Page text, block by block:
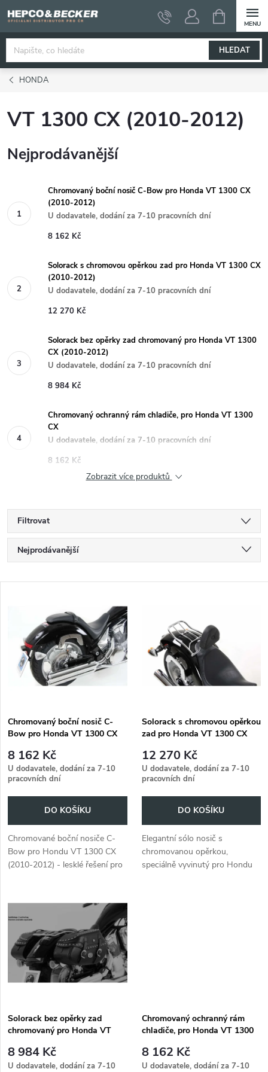
na
obsah
HLEDAT
NÁKUPNÍ
KOŠÍK
HONDA
VT 1300 CX (2010-2012)
Nejprodávanější
Chromovaný boční nosič C-Bow pro Honda VT 1300 CX
(2010-2012)
U dodavatele, dodání za 7-10 pracovních dní
8 162 Kč
Solorack s chromovou opěrkou zad pro Honda VT 1300 CX
(2010-2012)
U dodavatele, dodání za 7-10 pracovních dní
12 270 Kč
Solorack bez opěrky zad chromovaný pro Honda VT 1300
CX (2010-2012)
U dodavatele, dodání za 7-10 pracovních dní
8 984 Kč
Chromovaný ochranný rám chladiče, pro Honda VT 1300
CX
U dodavatele, dodání za 7-10 pracovních dní
8 162 Kč
Zobrazit více produktů
Filtrovat
Ř
a
n
p
r
o
d
u
t
ů
Nejprodávanější
Abecedně
p
s
p
r
o
d
u
k
t
ů
Chromovaný boční nosič C-
Bow pro Honda VT 1300 CX
8 162 Kč
U dodavatele, dodání za 7-10
pracovních dní
DO KOŠÍKU
Chromované boční nosiče C-
Bow pro Hondu VT 1300 CX
(2010-2012) - lesklé řešení pro
Solorack s chromovou opěrkou
zad pro Honda VT 1300 CX
12 270 Kč
U dodavatele, dodání za 7-10
pracovních dní
DO KOŠÍKU
Elegantní sólo nosič s
chromovanou opěrkou,
speciálně vyvinutý pro Hondu
Solorack bez opěrky zad
chromovaný pro Honda VT
8 984 Kč
U dodavatele, dodání za 7-10
Chromovaný ochranný rám
chladiče, pro Honda VT 1300
8 162 Kč
U dodavatele, dodání za 7-10